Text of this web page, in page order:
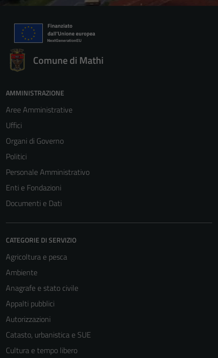
Comune di Mathi
AMMINISTRAZIONE
Aree Amministrative
Uffici
Organi di Governo
Politici
Personale Amministrativo
Enti e Fondazioni
Documenti e Dati
CATEGORIE DI SERVIZIO
Agricoltura e pesca
Ambiente
Anagrafe e stato civile
Appalti pubblici
Autorizzazioni
Catasto, urbanistica e SUE
Cultura e tempo libero